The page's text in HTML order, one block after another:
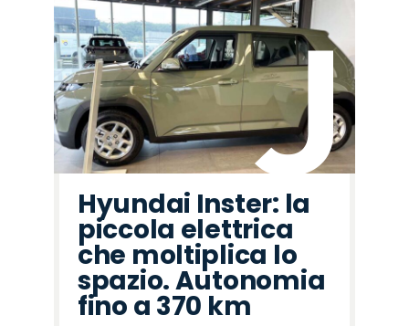
Hyundai Inster: la
piccola elettrica
che moltiplica lo
spazio. Autonomia
fino a 370 km